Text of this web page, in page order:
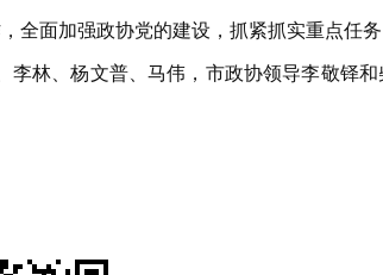
面加强政协党的建设，抓紧抓实重点任
林、杨文普、马伟，市政协领导李敬铎